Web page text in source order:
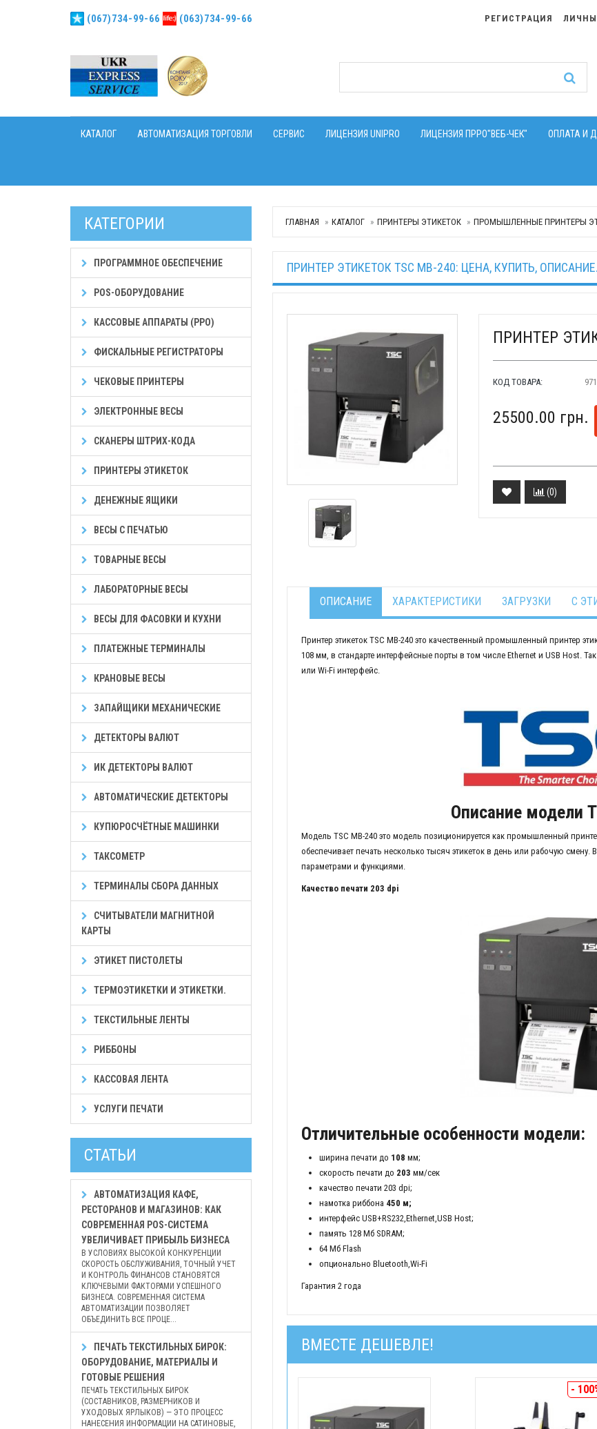
(067)734-99-66 (063)734-99-66 РЕГИСТРАЦИЯ
КАТАЛОГ АВТОМАТИЗАЦИЯ ТОРГОВЛИ СЕРВИС ЛИЦЕНЗИЯ UNIPRO ЛИЦЕНЗИЯ ПРРО"ВЕБ-ЧЕК" ОПЛАТА И
ГЛАВНАЯ КАТАЛОГ ПРИНТЕРЫ ЭТИКЕТОК ПРОМЫШЛЕННЫЕ ПРИНТЕРЫ
ПРИНТЕР ЭТИКЕТОК TSC MB-240: ЦЕНА, КУПИТЬ, ОПИСАНИЕ.
ПРИНТЕР
КОД ТОВАРА: 971
25500.00 грн.
(0)
ОПИСАНИЕ ХАРАКТЕРИСТИКИ ЗАГРУЗКИ С
Принтер этикеток TSC MB-240 это качественный промышленный принтер
108 мм, в стандарте интерфейсные порты в том числе Ethernet и USB Host.
или Wi-Fi интерфейс.
Описание модели
Модель TSC MB-240 это модель позиционируется как промышленный
обеспечивает печать несколько тысяч этикеток в день или рабочую
параметрами и функциями.
Качество печати 203 dpi
Отличительные особенности модели:
ширина печати до 108 мм;
скорость печати до 203 мм/сек
качество печати 203 dpi;
намотка риббона 450 м;
интерфейс USB+RS232,Ethernet,USB Host;
память 128 Мб SDRAM;
64 Мб Flash
опционально Bluetooth,Wi-Fi
Гарантия 2 года
ВМЕСТЕ ДЕШЕВЛЕ!
-
КАТЕГОРИИ
ПРОГРАММНОЕ ОБЕСПЕЧЕНИЕ
POS-ОБОРУДОВАНИЕ
КАССОВЫЕ АППАРАТЫ (РРО)
ФИСКАЛЬНЫЕ РЕГИСТРАТОРЫ
ЧЕКОВЫЕ ПРИНТЕРЫ
ЭЛЕКТРОННЫЕ ВЕСЫ
СКАНЕРЫ ШТРИХ-КОДА
ПРИНТЕРЫ ЭТИКЕТОК
ДЕНЕЖНЫЕ ЯЩИКИ
ВЕСЫ С ПЕЧАТЬЮ
ТОВАРНЫЕ ВЕСЫ
ЛАБОРАТОРНЫЕ ВЕСЫ
ВЕСЫ ДЛЯ ФАСОВКИ И КУХНИ
ПЛАТЕЖНЫЕ ТЕРМИНАЛЫ
КРАНОВЫЕ ВЕСЫ
ЗАПАЙЩИКИ МЕХАНИЧЕСКИЕ
ДЕТЕКТОРЫ ВАЛЮТ
ИК ДЕТЕКТОРЫ ВАЛЮТ
АВТОМАТИЧЕСКИЕ ДЕТЕКТОРЫ
КУПЮРОСЧЁТНЫЕ МАШИНКИ
ТАКСОМЕТР
ТЕРМИНАЛЫ СБОРА ДАННЫХ
СЧИТЫВАТЕЛИ МАГНИТНОЙ
КАРТЫ
ЭТИКЕТ ПИСТОЛЕТЫ
ТЕРМОЭТИКЕТКИ И ЭТИКЕТКИ.
ТЕКСТИЛЬНЫЕ ЛЕНТЫ
РИББОНЫ
КАССОВАЯ ЛЕНТА
УСЛУГИ ПЕЧАТИ
СТАТЬИ
АВТОМАТИЗАЦИЯ КАФЕ,
РЕСТОРАНОВ И МАГАЗИНОВ: КАК
СОВРЕМЕННАЯ POS-СИСТЕМА
УВЕЛИЧИВАЕТ ПРИБЫЛЬ БИЗНЕСА
В УСЛОВИЯХ ВЫСОКОЙ КОНКУРЕНЦИИ
СКОРОСТЬ ОБСЛУЖИВАНИЯ, ТОЧНЫЙ УЧЕТ
И КОНТРОЛЬ ФИНАНСОВ СТАНОВЯТСЯ
КЛЮЧЕВЫМИ ФАКТОРАМИ УСПЕШНОГО
БИЗНЕСА. СОВРЕМЕННАЯ СИСТЕМА
АВТОМАТИЗАЦИИ ПОЗВОЛЯЕТ
ОБЪЕДИНИТЬ ВСЕ ПРОЦЕ...
ПЕЧАТЬ ТЕКСТИЛЬНЫХ БИРОК:
ОБОРУДОВАНИЕ, МАТЕРИАЛЫ И
ГОТОВЫЕ РЕШЕНИЯ
ПЕЧАТЬ ТЕКСТИЛЬНЫХ БИРОК
(СОСТАВНИКОВ, РАЗМЕРНИКОВ И
УХОДОВЫХ ЯРЛЫКОВ) — ЭТО ПРОЦЕСС
НАНЕСЕНИЯ ИНФОРМАЦИИ НА САТИНОВЫЕ,